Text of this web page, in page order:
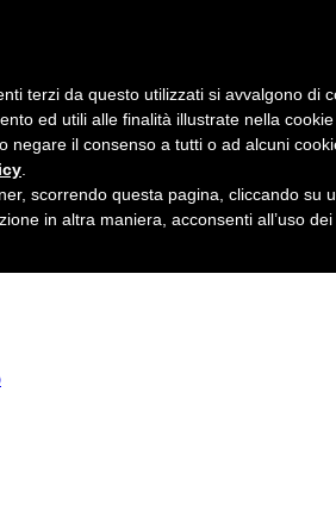
terzi da questo utilizzati si avvalgono di
ed utili alle finalità illustrate nella
negare il consenso a tutti o ad alcuni
scorrendo questa pagina, cliccando su
in altra maniera, acconsenti all’uso